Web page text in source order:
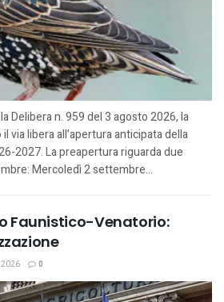
Delibera n. 959 del 3 agosto 2026, la
via libera all’apertura anticipata della
2027. La preapertura riguarda due
Mercoledì 2 settembre...
Faunistico-Venatorio:
2026 0